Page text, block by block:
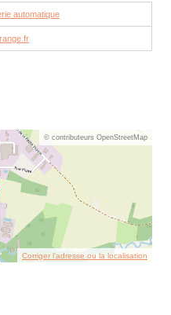
automatique
© contributeurs OpenStreetMap
Corriger l’adresse ou la localisation